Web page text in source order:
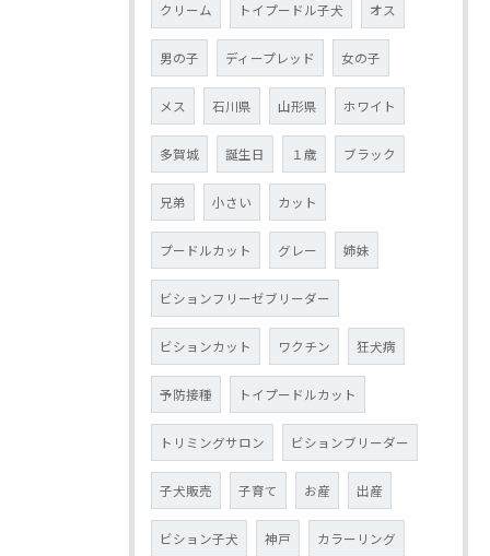
クリーム トイプードル子犬 オス
男の子 ディープレッド 女の子
メス 石川県 山形県 ホワイト
多賀城 誕生日 １歳 ブラック
兄弟 小さい カット
プードルカット グレー 姉妹
ビションフリーゼブリーダー
ビションカット ワクチン 狂犬病
予防接種 トイプードルカット
トリミングサロン ビションブリーダー
子犬販売 子育て お産 出産
ビション子犬 神戸 カラーリング